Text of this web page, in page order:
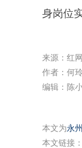
身岗位
来源：红网
作者：何
编辑：陈
本文为永
本文链接：